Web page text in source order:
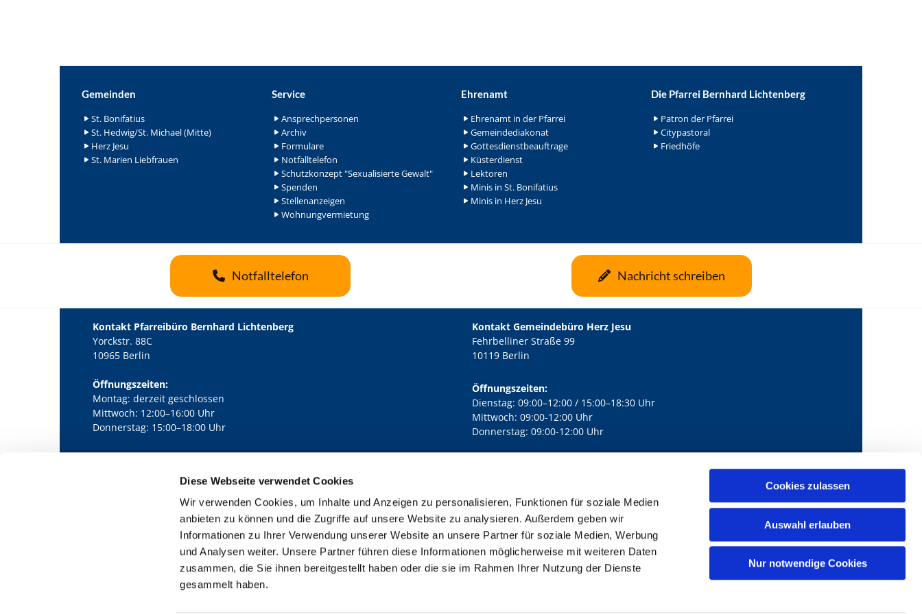
Diese Webseite verwendet Cookies
Wir verwenden Cookies, um Inhalte und Anzeigen zu personalisieren, Funktionen für soziale Medien
anbieten zu können und die Zugriffe auf unsere Website zu analysieren. Außerdem geben wir
Informationen zu Ihrer Verwendung unserer Website an unsere Partner für soziale Medien, Werbung
und Analysen weiter. Unsere Partner führen diese Informationen möglicherweise mit weiteren Daten
zusammen, die Sie ihnen bereitgestellt haben oder die sie im Rahmen Ihrer Nutzung der Dienste
gesammelt haben.
Cookies zulassen
Auswahl erlauben
Nur notwendige Cookies
Gemeinden
St. Bonifatius
St. Hedwig/St. Michael (Mitte)
Herz Jesu
St. Marien Liebfrauen
Service
Ansprechpersonen
Archiv
Formulare
Notfalltelefon
Schutzkonzept "Sexualisierte Gewalt"
Spenden
Stellenanzeigen
Wohnungvermietung
Ehrenamt
Ehrenamt in der Pfarrei
Gemeindediakonat
Gottesdienstbeauftrage
Küsterdienst
Lektoren
Minis in St. Bonifatius
Minis in Herz Jesu
Die Pfarrei Bernhard Lichtenberg
Patron der Pfarrei
Citypastoral
Friedhöfe
Notfalltelefon Nachricht schreiben
Kontakt Pfarreibüro Bernhard Lichtenberg
Yorckstr. 88C
10965 Berlin
Öffnungszeiten:
Montag: derzeit geschlossen
Mittwoch: 12:00–16:00 Uhr
Donnerstag: 15:00–18:00 Uhr
Kontakt Gemeindebüro Herz Jesu
Fehrbelliner Straße 99
10119 Berlin
Öffnungszeiten:
Dienstag: 09:00–12:00 / 15:00–18:30 Uhr
Mittwoch: 09:00-12:00 Uhr
Donnerstag: 09:00-12:00 Uhr
Kath. Kirchengemeinde Pfarrei Bernhard Lichtenberg Berlin-Mitte · Yorckstr. 88C, 10965 Berlin mail@bernhard-lichtenberg.berlin
Kontaktinformationen Impressum